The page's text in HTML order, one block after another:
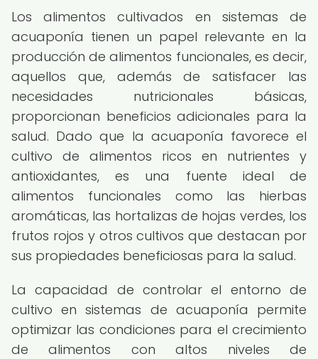
Los alimentos cultivados en sistemas de
acuaponía tienen un papel relevante en la
producción de alimentos funcionales, es decir,
aquellos que, además de satisfacer las
necesidades nutricionales básicas,
proporcionan beneficios adicionales para la
salud. Dado que la acuaponía favorece el
cultivo de alimentos ricos en nutrientes y
antioxidantes, es una fuente ideal de
alimentos funcionales como las hierbas
aromáticas, las hortalizas de hojas verdes, los
frutos rojos y otros cultivos que destacan por
sus propiedades beneficiosas para la salud.
La capacidad de controlar el entorno de
cultivo en sistemas de acuaponía permite
optimizar las condiciones para el crecimiento
de alimentos con altos niveles de